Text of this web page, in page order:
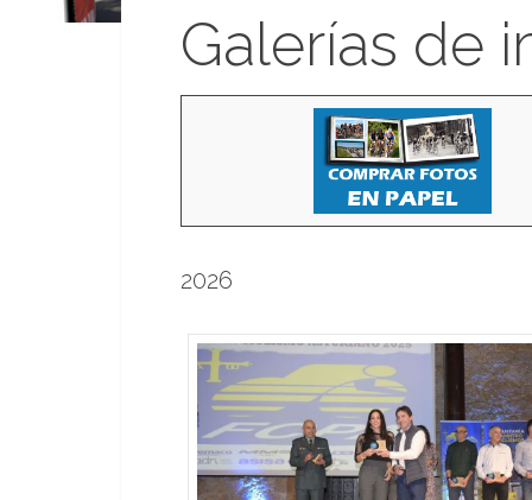
Galerías de
2026